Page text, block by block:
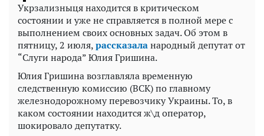
Укрзализныця находится в критическом
состоянии и уже не справляется в полной мере с
выполнением своих основных задач. Об этом в
пятницу, 2 июля,рассказаланародный депутат от
“Слуги народа” Юлия Гришина.
Юлия Гришина возглавляла временную
следственную комиссию (ВСК) по главному
железнодорожному перевозчику Украины. То, в
каком состоянии находится ж\д оператор,
шокировало депутатку.